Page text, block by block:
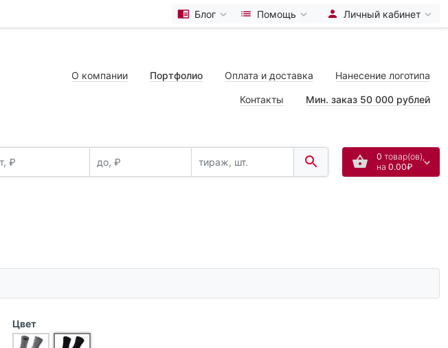
Блог Помощь Личный кабинет
О компании Портфолио Оплата и доставка Нанесение логотипа
Контакты Мин. заказ 50 000 рублей
0 товар(ов),
на 0.00₽
Цвет